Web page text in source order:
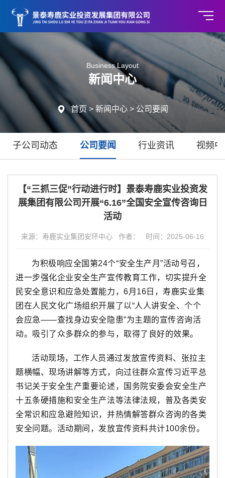
Business Layout
新闻中心
 首页 > 新闻中心 > 公司要闻
子公司动态 公司要闻 行业资讯 视频
【“三抓三促”行动进行时】景泰寿鹿实业投资发
展集团有限公司开展“6.16”全国安全宣传咨询日
活动
来源：寿鹿实业集团安环中心 作者： 时间：2025-06-16
为积极响应全国第24个“安全生产月”活动号召，
进一步强化企业安全生产宣传教育工作，切实提升全
民安全意识和应急处置能力，6月 16日，寿鹿实业集
团在人民文化广场组织开展了以“人人讲安全、个个
会应急——查找身边安全隐患”为主题的宣传咨询活
动。吸引了众多群众的参与，取得了良好的效果。
活动现场，工作人员通过发放宣传资料、张拉主
题横幅、现场讲解等方式，向过往群众宣传习近平总
书记关于安全生产重要论述，国务院安委会安全生产
十五条硬措施和安全生产法等法律法规，普及各类安
全常识和应急避险知识，并热情解答群众咨询的各类
安全问题。活动期间，发放宣传资料共计100余份。